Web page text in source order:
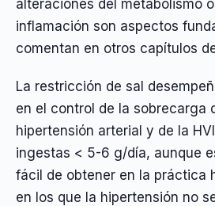
alteraciones del metabolismo
inflamación son aspectos
comentan en otros capítulos
La restricción de sal
en el control de la sobrecarga
hipertensión arterial y de la
ingestas < 5-6 g/día, aunque
fácil de obtener en la práctica
en los que la hipertensión no